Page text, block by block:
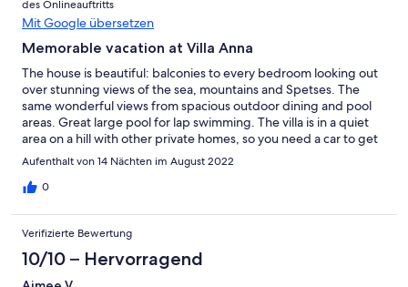
des Onlineauftritts
Mit Google übersetzen
Memorable vacation at Villa Anna
The house is beautiful: balconies to every bedroom looking out
over stunning views of the sea, mountains and Spetses. The
same wonderful views from spacious outdoor dining and pool
areas. Great large pool for lap swimming. The villa is in a quiet
area on a hill with other private homes, so you need a car to get
to supermarkets and the center of Porto Heli, both just a few
minutes’ drive away. There are several picturesque beach coves
close to the villa for swimming in the sea. We found it a good
Ermioni. The house is well-equipped (washing machine,
dishwasher, home entertainment etc.) and there was a
cleaning/linens replacement service midweek and at the
weekend (we stayed for 2 weeks). Our hosts were very friendly
Aufenthalt von 14 Nächten im August 2022
0
Verifizierte Bewertung
10/10 – Hervorragend